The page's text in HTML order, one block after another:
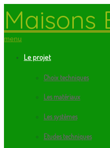
Maisons
menu
Le projet
Choix techniques
Les matériaux
Les systèmes
Etudes techniques